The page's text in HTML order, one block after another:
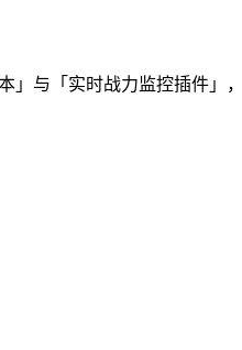
与「实时战力监控插件」，